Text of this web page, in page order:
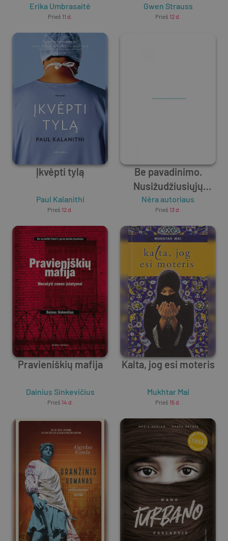
ir jaunas mėnulis
Erika Umbrasaitė
Prieš 11 d.
išgyvenusias
baisiausius nacių
Gwen Strauss
Prieš 12 d.
Įkvėpti tylą
Paul Kalanithi
Prieš 12 d.
Be pavadinimo.
Nusižudžiusiųjų
artimųjų istorijos,
padedančios
išgyventi
Nėra autoriaus
Prieš 13 d.
Pravieniškių mafija
Dainius Sinkevičius
Prieš 14 d.
Kalta, jog esi moteris
Mukhtar Mai
Prieš 15 d.